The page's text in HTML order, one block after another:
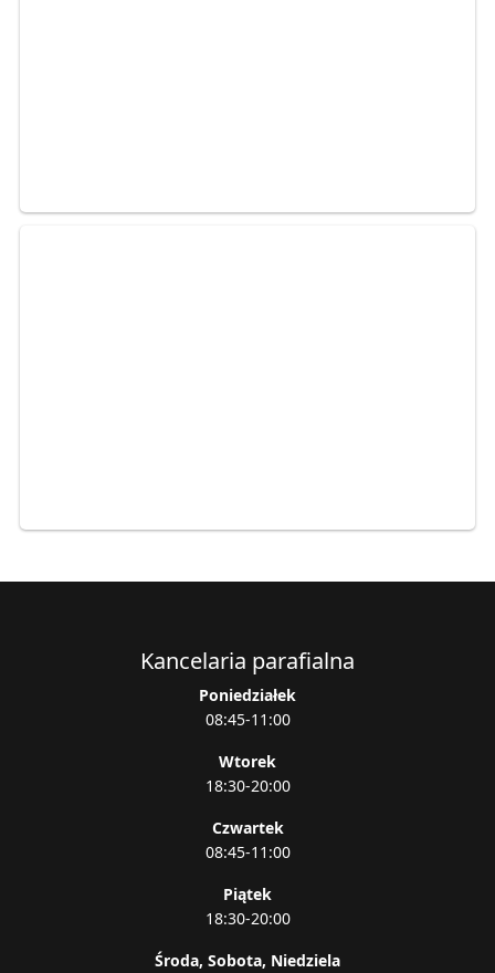
Kancelaria parafialna
Poniedziałek
08:45-11:00
Wtorek
18:30-20:00
Czwartek
08:45-11:00
Piątek
18:30-20:00
Środa, Sobota, Niedziela